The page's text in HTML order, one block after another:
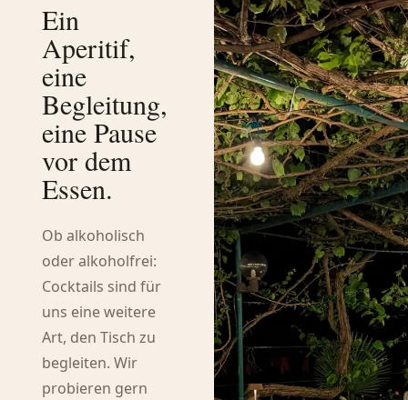
Ein
Aperitif,
eine
Begleitung,
eine Pause
vor dem
Essen.
Ob alkoholisch
oder alkoholfrei:
Cocktails sind für
uns eine weitere
Art, den Tisch zu
begleiten. Wir
probieren gern